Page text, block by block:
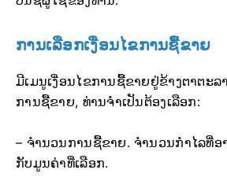
ການເລືອກເງື່ອນໄຂການຊື້ຂາຍ
ມີເມນູເງື່ອນໄຂການຊື້ຂາຍຢູ່ຂ້າງຕາຕະລ
ການຊື້ຂາຍ, ທ່ານຈໍາເປັນຕ້ອງເລືອກ:
– ຈຳນວນການຊື້ຂາຍ. ຈຳນວນກໍາໄລທີ່
ກັບມູນຄ່າທີ່ເລືອກ.